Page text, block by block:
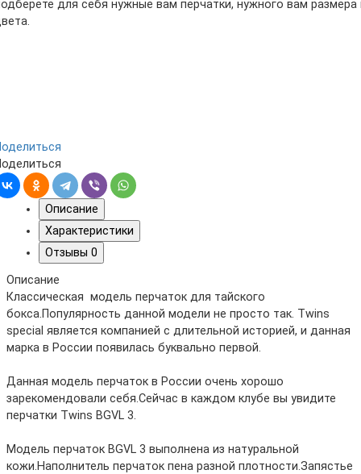
для себя нужные вам перчатки, нужного вам размера
Описание
Характеристики
Отзывы 0
Описание
Классическая модель перчаток для тайского
бокса.Популярность данной модели не просто так. Twins
special является компанией с длительной историей, и данная
марка в России появилась буквально первой.
Данная модель перчаток в России очень хорошо
зарекомендовали себя.Сейчас в каждом клубе вы увидите
перчатки Twins BGVL 3.
Модель перчаток BGVL 3 выполнена из натуральной
кожи.Наполнитель перчаток пена разной плотности.Запястье